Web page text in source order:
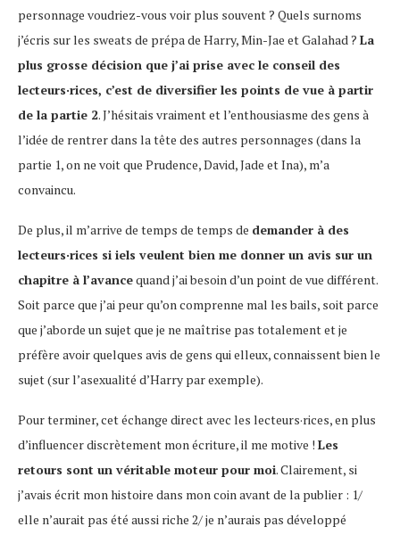
personnage voudriez-vous voir plus souvent ? Quels surnoms
j’écris sur les sweats de prépa de Harry, Min-Jae et Galahad ? La
plus grosse décision que j’ai prise avec le conseil des
lecteurs·rices, c’est de diversifier les points de vue à partir
de la partie 2. J’hésitais vraiment et l’enthousiasme des gens à
l’idée de rentrer dans la tête des autres personnages (dans la
partie 1, on ne voit que Prudence, David, Jade et Ina), m’a
convaincu.
De plus, il m’arrive de temps de temps de demander à des
lecteurs·rices si iels veulent bien me donner un avis sur un
chapitre à l’avancequand j’ai besoin d’un point de vue différent.
Soit parce que j’ai peur qu’on comprenne mal les bails, soit parce
que j’aborde un sujet que je ne maîtrise pas totalement et je
préfère avoir quelques avis de gens qui elleux, connaissent bien le
sujet (sur l’asexualité d’Harry par exemple).
Pour terminer, cet échange direct avec les lecteurs·rices, en plus
d’influencer discrètement mon écriture, il me motive ! Les
retours sont un véritable moteur pour moi. Clairement, si
j’avais écrit mon histoire dans mon coin avant de la publier : 1/
elle n’aurait pas été aussi riche 2/ je n’aurais pas développé